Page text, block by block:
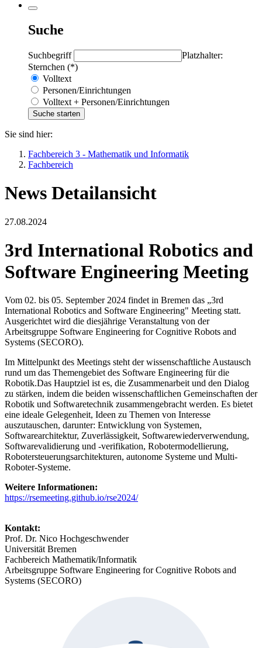
Suche
Suchbegriff
Platzhalter:
Sternchen (*)
Volltext
Personen/Einrichtungen
Volltext + Personen/Einrichtungen
Sie sind hier:
Fachbereich 3 - Mathematik und Informatik
Fachbereich
News Detailansicht
27.08.2024
3rd International Robotics and
Software Engineering Meeting
Vom 02. bis 05. September 2024 findet in Bremen das „3rd
International Robotics and Software Engineering" Meeting statt.
Ausgerichtet wird die diesjährige Veranstaltung von der
Arbeitsgruppe Software Engineering for Cognitive Robots and
Systems (SECORO).
Im Mittelpunkt des Meetings steht der wissenschaftliche Austausch
rund um das Themengebiet des Software Engineering für die
Robotik.Das Hauptziel ist es, die Zusammenarbeit und den Dialog
zu stärken, indem die beiden wissenschaftlichen Gemeinschaften der
Robotik und Softwaretechnik zusammengebracht werden. Es bietet
eine ideale Gelegenheit, Ideen zu Themen von Interesse
auszutauschen, darunter: Entwicklung von Systemen,
Softwarearchitektur, Zuverlässigkeit, Softwarewiederverwendung,
Softwarevalidierung und -verifikation, Robotermodellierung,
Robotersteuerungsarchitekturen, autonome Systeme und Multi-
Roboter-Systeme.
Weitere Informationen:
https://rsemeeting.github.io/rse2024/
Kontakt:
Prof. Dr. Nico Hochgeschwender
Universität Bremen
Fachbereich Mathematik/Informatik
Arbeitsgruppe Software Engineering for Cognitive Robots and
Systems (SECORO)